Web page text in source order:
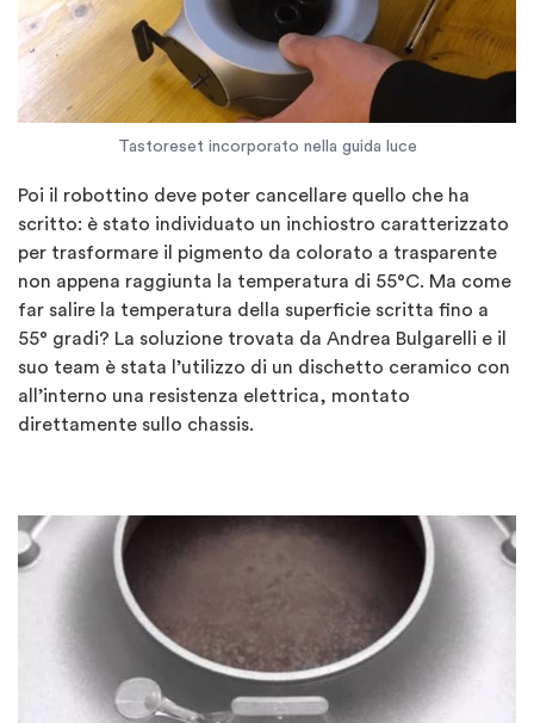
Tastoreset incorporato nella guida luce
Poi il robottino deve poter cancellare quello che ha
scritto: è stato individuato un inchiostro caratterizzato
per trasformare il pigmento da colorato a trasparente
non appena raggiunta la temperatura di 55°C. Ma come
far salire la temperatura della superficie scritta fino a
55° gradi? La soluzione trovata da Andrea Bulgarelli e il
suo team è stata l’utilizzo di un dischetto ceramico con
all’interno una resistenza elettrica, montato
direttamente sullo chassis.